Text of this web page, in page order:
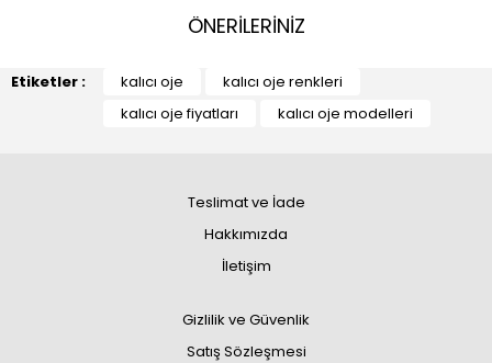
ÖNERİLERİNİZ
Etiketler : kalıcı oje
kalıcı oje renkleri
kalıcı oje fiyatları
kalıcı oje modelleri
Teslimat ve İade
Hakkımızda
İletişim
Gizlilik ve Güvenlik
Satış Sözleşmesi